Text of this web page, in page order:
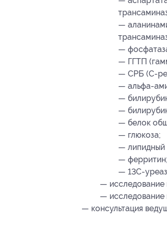
—
—
— ГГТП
— СРБ (С-
— альфа-
—
—
— белок
— глюкоза;
— липидный
— ферритин;
— 13С-
— исследование
— исследование
— консультация